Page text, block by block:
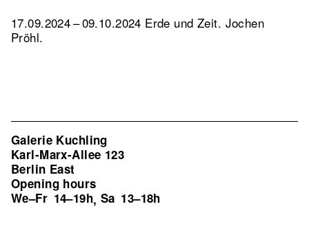
17.09.2024 – 09.10.2024 Erde und Zeit. Jochen
Pröhl.
Galerie Kuchling
Karl-Marx-Allee 123
Berlin East
Opening hours
We–Fr 14–19h, Sa 13–18h